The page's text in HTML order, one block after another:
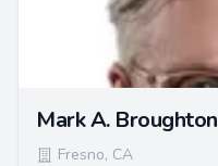
Mark A. Broughton
Fresno, CA